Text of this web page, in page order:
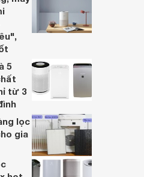
không khí GT1500
0 đ
có nơi bán
5
từ 3
lọc
gia